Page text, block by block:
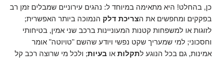
כן, בהחלט! היא מתאימה במיוחד ל: נהגים עירוניים שמבלים זמן רב
בפקקים ומחפשים את הצריכת דלק הנמוכה ביותר האפשרית;
לזוגות או למשפחות קטנות המעוניינות ברכב שני אמין, בטיחותי
וחסכוני; למי שמעריך שקט נפשי ויודע שהשם "טויוטה" אומר
אמינות, גם בכל הנוגע לתקלות או בעיות; ולכל מי שרוצה רכב קל